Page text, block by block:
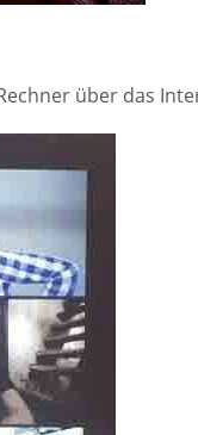
über das